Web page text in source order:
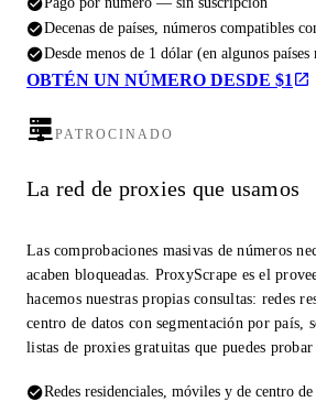
Decenas de países, números compatibles
Desde menos de 1 dólar (en algunos
OBTÉN UN NÚMERO DESDE $1
PATROCINADO
La red de proxies que usamos
Las comprobaciones masivas de números
acaben bloqueadas. ProxyScrape es el
hacemos nuestras propias consultas: redes
centro de datos con segmentación por país,
listas de proxies gratuitas que puedes probar
Redes residenciales, móviles y de centro de